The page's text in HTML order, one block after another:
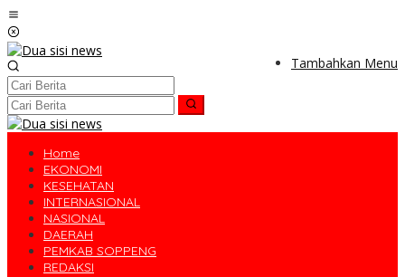
Lewati
ke
konten
Tambahkan Menu
Home
EKONOMI
KESEHATAN
INTERNASIONAL
NASIONAL
DAERAH
PEMKAB SOPPENG
REDAKSI